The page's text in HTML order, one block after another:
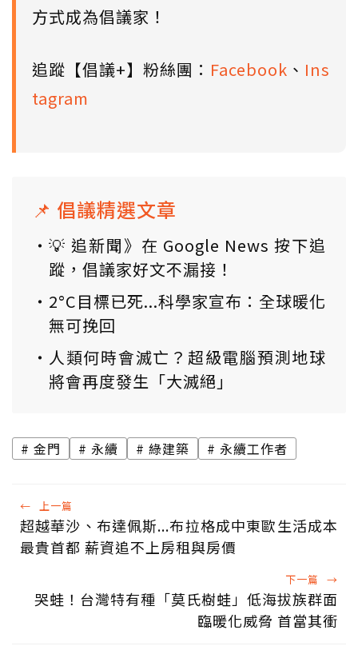
方式成為倡議家！
追蹤【倡議+】粉絲團： Facebook 、 Ins
tagram
📌 倡議精選文章
💡 追新聞》在 Google News 按下追
蹤，倡議家好文不漏接！
2°C目標已死...科學家宣布：全球暖化
無可挽回
人類何時會滅亡？超級電腦預測地球
將會再度發生「大滅絕」
金門 永續 綠建築 永續工作者
← 上一篇
超越華沙、布達佩斯...布拉格成中東歐生活成本
最貴首都 薪資追不上房租與房價
下一篇 →
哭蛙！台灣特有種「莫氏樹蛙」低海拔族群面
臨暖化威脅 首當其衝